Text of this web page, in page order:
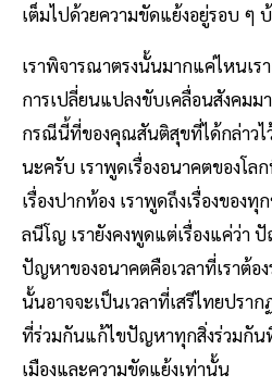
เต็มไปด้วยความขัดแย้งอยู่รอบ ๆ
เราพิจารณาตรงนั้นมากแค่ไหนเร
การเปลี่ยนแปลงขับเคลื่อนสังคม
กรณีนี้ที่ของคุณสันติสุขที่ได้กล่าวไว้
นะครับ เราพูดเรื่องอนาคตของโล
เรื่องปากท้อง เราพูดถึงเรื่องของทุ
ลนีโญ เรายังคงพูดแต่เรื่องแค่ว่า
ปัญหาของอนาคตคือเวลาที่เราต้อ
นั้นอาจจะเป็นเวลาที่เสรีไทยปรา
ที่ร่วมกันแก้ไขปัญหาทุกสิ่งร่วมกั
เมืองและความขัดแย้งเท่านั้น